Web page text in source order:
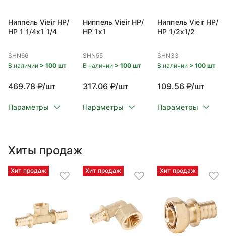
Ниппель Vieir НР/
НР 1 1/4x1 1/4
SHN66
В наличии > 100 шт
469.78 ₽/шт
Параметры
Ниппель Vieir НР/
НР 1x1
SHN55
В наличии > 100 шт
317.06 ₽/шт
Параметры
Ниппель Vieir НР/
НР 1/2x1/2
SHN33
В наличии > 100 шт
109.56 ₽/шт
Параметры
Хиты продаж
Хит продаж Хит продаж Хит продаж